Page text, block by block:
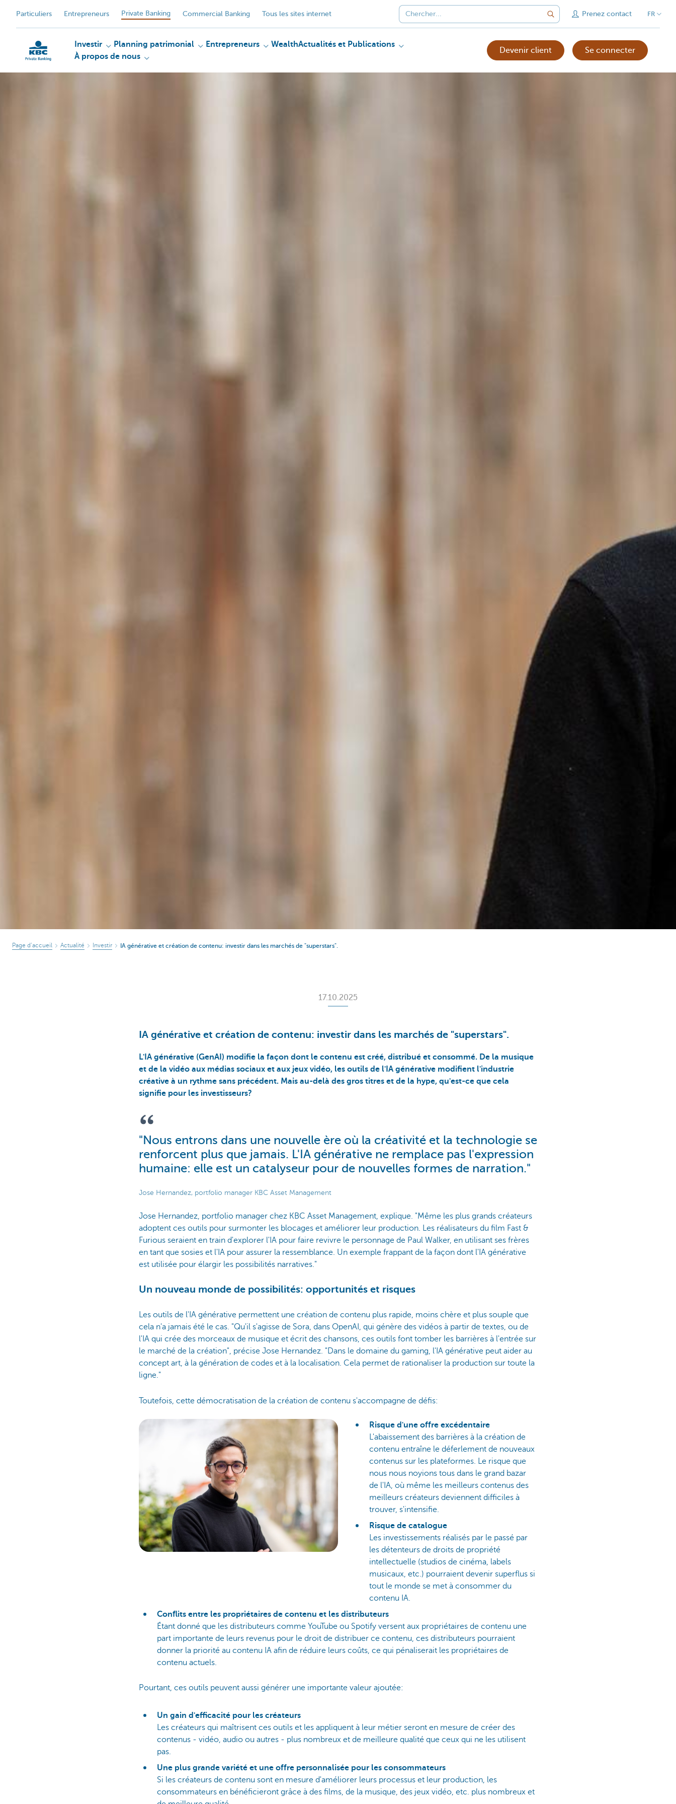
Particuliers Entrepreneurs Private Banking Commercial Banking Tous les sites internet Prenez contact FR
Investir Planning patrimonial Entrepreneurs WealthActualités et Publications
À propos de nous
Devenir client Se connecter
Page d’accueil Actualité Investir IA générative et création de contenu: investir dans les marchés de "superstars".
17.10.2025
IA générative et création de contenu: investir dans les marchés de "superstars".
L'IA générative (GenAI) modifie la façon dont le contenu est créé, distribué et consommé. De la musique
et de la vidéo aux médias sociaux et aux jeux vidéo, les outils de l'IA générative modifient l'industrie
créative à un rythme sans précédent. Mais au-delà des gros titres et de la hype, qu'est-ce que cela
signifie pour les investisseurs?
"Nous entrons dans une nouvelle ère où la créativité et la technologie se
renforcent plus que jamais. L'IA générative ne remplace pas l'expression
humaine: elle est un catalyseur pour de nouvelles formes de narration."
Jose Hernandez, portfolio manager KBC Asset Management
Jose Hernandez, portfolio manager chez KBC Asset Management, explique. "Même les plus grands créateurs
adoptent ces outils pour surmonter les blocages et améliorer leur production. Les réalisateurs du film Fast &
Furious seraient en train d'explorer l'IA pour faire revivre le personnage de Paul Walker, en utilisant ses frères
en tant que sosies et l'IA pour assurer la ressemblance. Un exemple frappant de la façon dont l'IA générative
est utilisée pour élargir les possibilités narratives."
Un nouveau monde de possibilités: opportunités et risques
Les outils de l'IA générative permettent une création de contenu plus rapide, moins chère et plus souple que
cela n'a jamais été le cas. "Qu'il s'agisse de Sora, dans OpenAI, qui génère des vidéos à partir de textes, ou de
l'IA qui crée des morceaux de musique et écrit des chansons, ces outils font tomber les barrières à l'entrée sur
le marché de la création", précise Jose Hernandez. "Dans le domaine du gaming, l'IA générative peut aider au
concept art, à la génération de codes et à la localisation. Cela permet de rationaliser la production sur toute la
ligne."
Toutefois, cette démocratisation de la création de contenu s'accompagne de défis:
Risque d'une offre excédentaire
L'abaissement des barrières à la création de
contenu entraîne le déferlement de nouveaux
contenus sur les plateformes. Le risque que
nous nous noyions tous dans le grand bazar
de l'IA, où même les meilleurs contenus des
meilleurs créateurs deviennent difficiles à
trouver, s'intensifie.
Risque de catalogue
Les investissements réalisés par le passé par
les détenteurs de droits de propriété
intellectuelle (studios de cinéma, labels
musicaux, etc.) pourraient devenir superflus si
tout le monde se met à consommer du
contenu IA.
Conflits entre les propriétaires de contenu et les distributeurs
Étant donné que les distributeurs comme YouTube ou Spotify versent aux propriétaires de contenu une
part importante de leurs revenus pour le droit de distribuer ce contenu, ces distributeurs pourraient
donner la priorité au contenu IA afin de réduire leurs coûts, ce qui pénaliserait les propriétaires de
contenu actuels.
Pourtant, ces outils peuvent aussi générer une importante valeur ajoutée:
Un gain d'efficacité pour les créateurs
Les créateurs qui maîtrisent ces outils et les appliquent à leur métier seront en mesure de créer des
contenus - vidéo, audio ou autres - plus nombreux et de meilleure qualité que ceux qui ne les utilisent
pas.
Une plus grande variété et une offre personnalisée pour les consommateurs
Si les créateurs de contenu sont en mesure d'améliorer leurs processus et leur production, les
consommateurs en bénéficieront grâce à des films, de la musique, des jeux vidéo, etc. plus nombreux et